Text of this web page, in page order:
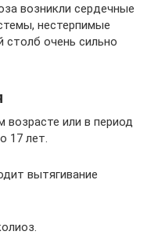
возникли сердечные
нестерпимые
столб очень сильно
возрасте или в период
17 лет.
вытягивание